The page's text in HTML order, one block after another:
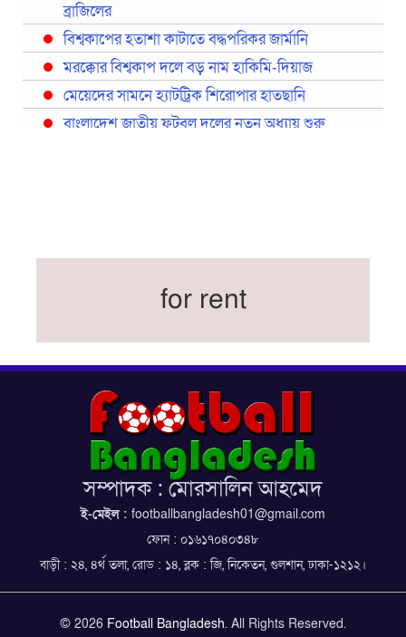
ব্রাজিলের
বিশ্বকাপের হতাশা কাটাতে বদ্ধপরিকর জার্মানি
মরক্কোর বিশ্বকাপ দলে বড় নাম হাকিমি-দিয়াজ
মেয়েদের সামনে হ্যাটট্রিক শিরোপার হাতছানি
বাংলাদেশ জাতীয় ফুটবল দলের নতুন অধ্যায় শুরু
সরিয়ে নিয়েছে ইরান
বর্ষসেরা ক্রীড়াবিদ ও পপুলার চয়েজসহ ফুটবলার হামজা
ব্রাজিলের বিশ্বকাপ দলে নেইমার, জল্পনার অবসান
ইতিহাস গড়ার অপেক্ষায় রোনালদো!
ফেডারেশন কাপ: আজকের ফাইনাল বুধবার
কুল-বিএসপিএ অ্যাওয়ার্ডের সংক্ষিপ্ত তালিকায় হামজা-
ঋতুপর্ণা
বসুন্ধরা কিংসের ষষ্ঠ শিরোপা জয়
for rent
সম্পাদক : মোরসালিন আহমেদ
ই-মেইল : footballbangladesh01@gmail.com
ফোন : ০১৬১৭০৪০৩৪৮
বাড়ী : ২৪, ৪র্থ তলা, রোড : ১৪, ব্লক : জি, নিকেতন, গুলশান, ঢাকা-১২১২।
© 2026 Football Bangladesh. All Rights Reserved.